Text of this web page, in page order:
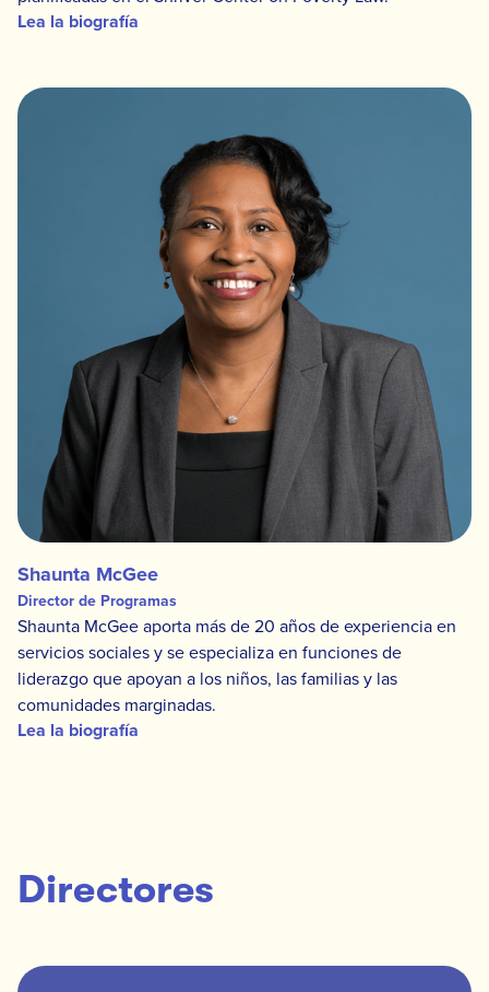
Lea la biografía
Shaunta McGee
Director de Programas
Shaunta McGee aporta más de 20 años de experiencia en
servicios sociales y se especializa en funciones de
liderazgo que apoyan a los niños, las familias y las
comunidades marginadas.
Lea la biografía
Directores